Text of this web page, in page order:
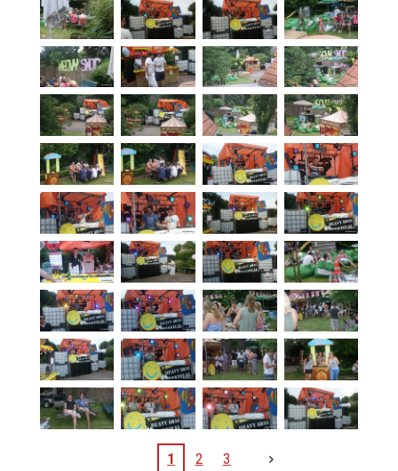
1 2 3